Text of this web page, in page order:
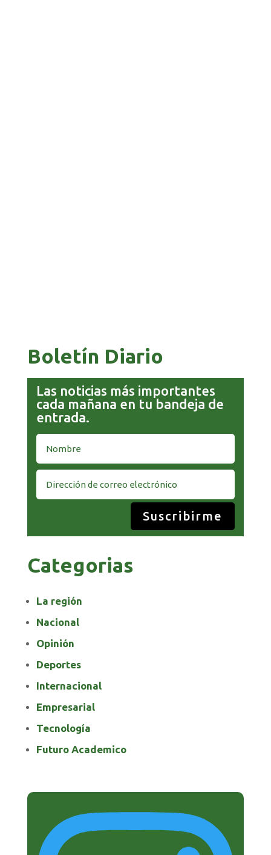
Boletín Diario
Las noticias más importantes
cada mañana en tu bandeja de
entrada.
Suscribirme
Categorias
La región
Nacional
Opinión
Deportes
Internacional
Empresarial
Tecnología
Futuro Academico